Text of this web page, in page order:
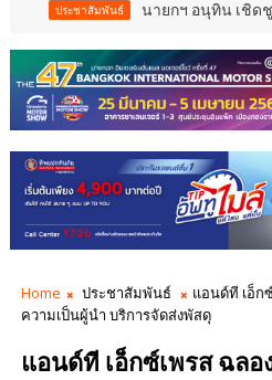
นายกฯ อนุทิน เชิดชู 264 กำนัน
Home ประชาสัมพันธ์
แอนด์ที เอ็ก
ความเป็นผู้นำ บริการจัดส่งพัสดุ
แอนด์ที เอ็กซ์เพรส ฉลอ